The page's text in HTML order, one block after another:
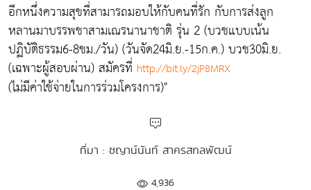
อีกหนึ่งความสุขที่สามารถมอบให้กับคนที่รัก กับการส่งลูก
หลานมาบรรพชาสามเณรนานาชาติ รุ่น 2 (บวชแบบเน้น
ปฏิบัติธรรม6-8ชม./วัน) (วันจัด24มิ.ย.-15ก.ค.) บวช30มิ.ย.
(เฉพาะผู้สอบผ่าน) สมัครที่ http://bit.ly/2jP8MRX
(ไม่มีค่าใช้จ่ายในการร่วมโครงการ)"
ที่มา : ชญาน์นันท์ สาครสกลพัฒน์
4,936